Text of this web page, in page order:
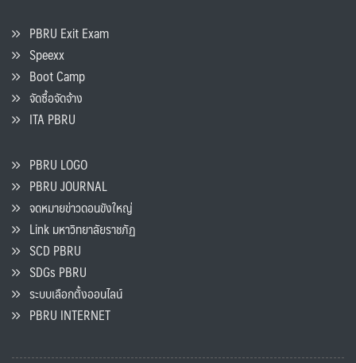
PBRU Exit Exam
Speexx
Boot Camp
จัดซื้อจัดจ้าง
ITA PBRU
PBRU LOGO
PBRU JOURNAL
จดหมายข่าวดอนขังใหญ่
Link มหาวิทยาลัยราชภัฏ
SCD PBRU
SDGs PBRU
ระบบเลือกตั้งออนไลน์
PBRU INTERNET